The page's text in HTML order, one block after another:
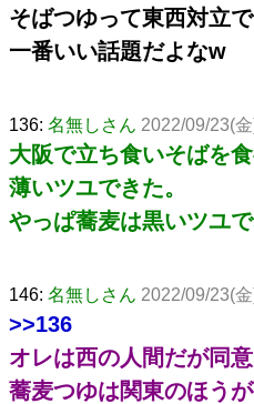
そばつゆって東西対立
一番いい話題だよなw
136: 名無しさん 2022/09/23(
大阪で立ち食いそばを
薄いツユできた。
やっぱ蕎麦は黒いツユ
146: 名無しさん 2022/09/23(
>>136
オレは西の人間だが同意
蕎麦つゆは関東のほう